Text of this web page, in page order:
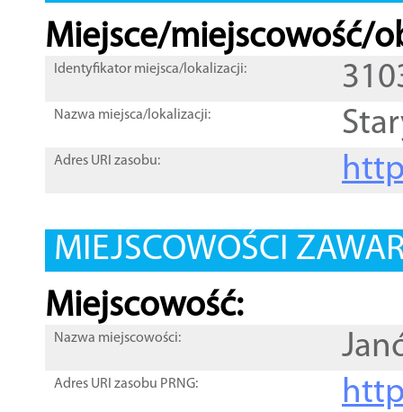
Miejsce/miejscowość/
Identyfikator miejsca/lokalizacji:
Nazwa miejsca/lokalizacji:
Adres URI zasobu:
MIEJSCOWOŚCI
Miejscowość:
Nazwa miejscowości:
Adres URI zasobu PRNG: